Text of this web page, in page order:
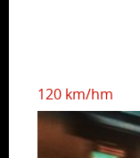
120 km/hm